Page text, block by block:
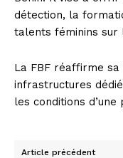
détection, la
talents féminins sur
La FBF réaffirme
infrastructures
les conditions
Article précédent